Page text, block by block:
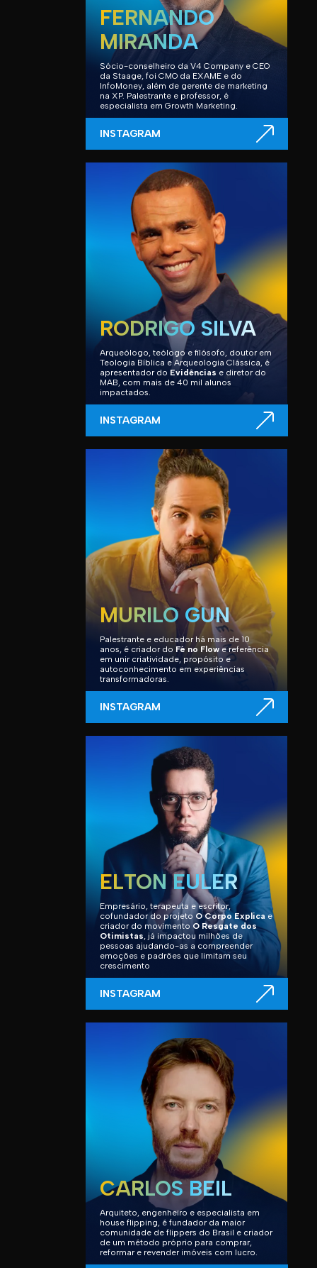
FERNANDO
MIRANDA
Sócio-conselheiro da V4 Company e CEO
da Staage, foi CMO da EXAME e do
InfoMoney, além de gerente de marketing
na XP. Palestrante e professor, é
especialista em Growth Marketing.
INSTAGRAM
RODRIGO SILVA
Arqueólogo, teólogo e filósofo, doutor em
Teologia Bíblica e Arqueologia Clássica, é
apresentador do Evidências e diretor do
MAB, com mais de 40 mil alunos
impactados.
INSTAGRAM
MURILO GUN
Palestrante e educador há mais de 10
anos, é criador do Fé no Flow e referência
em unir criatividade, propósito e
autoconhecimento em experiências
transformadoras.
INSTAGRAM
ELTON EULER
Empresário, terapeuta e escritor,
cofundador do projeto O Corpo Explica e
criador do movimento O Resgate dos
Otimistas, já impactou milhões de
pessoas ajudando-as a compreender
emoções e padrões que limitam seu
crescimento
INSTAGRAM
CARLOS BEIL
Arquiteto, engenheiro e especialista em
house flipping, é fundador da maior
comunidade de flippers do Brasil e criador
de um método próprio para comprar,
reformar e revender imóveis com lucro.